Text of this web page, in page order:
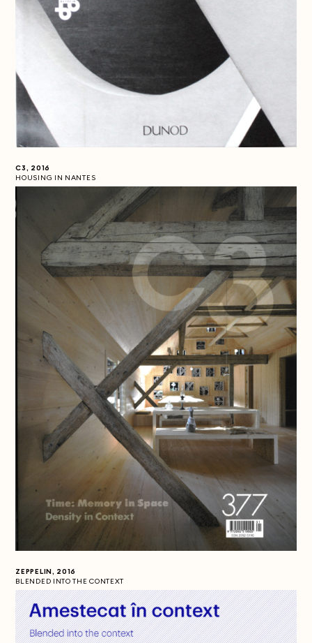
C3, 2016
HOUSING IN NANTES
ZEPPELIN, 2016
BLENDED INTO THE CONTEXT